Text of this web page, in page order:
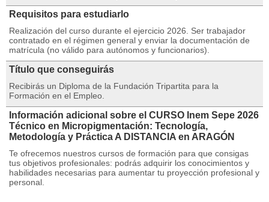
Requisitos para estudiarlo
Realización del curso durante el ejercicio 2026. Ser trabajador
contratado en el régimen general y enviar la documentación de
matrícula (no válido para autónomos y funcionarios).
Título que conseguirás
Recibirás un Diploma de la Fundación Tripartita para la
Formación en el Empleo.
Información adicional sobre el CURSO Inem Sepe 2026
Técnico en Micropigmentación: Tecnología,
Metodología y Práctica A DISTANCIA en ARAGÓN
Te ofrecemos nuestros cursos de formación para que consigas
tus objetivos profesionales: podrás adquirir los conocimientos y
habilidades necesarias para aumentar tu proyección profesional y
personal.